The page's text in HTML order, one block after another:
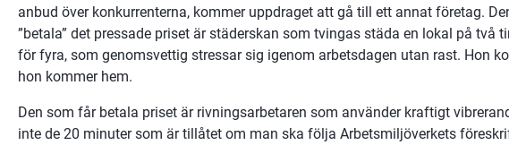
anbud över konkurrenterna, kommer uppdraget att gå till ett annat företag.
”betala” det pressade priset är städerskan som tvingas städa en lokal på två
för fyra, som genomsvettig stressar sig igenom arbetsdagen utan rast. Hon
hon kommer hem.
Den som får betala priset är rivningsarbetaren som använder kraftigt
inte de 20 minuter som är tillåtet om man ska följa Arbetsmiljöverkets